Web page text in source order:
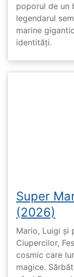
poporul de un
legendarul
marine
identități.
Super
(2026)
Mario, Luigi și
Ciupercilor,
cosmic care
magice.